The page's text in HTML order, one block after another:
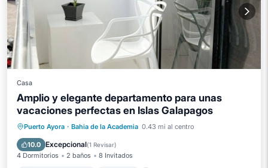
Casa
Amplio y elegante departamento para unas
vacaciones perfectas en Islas Galapagos
Puerto Ayora · Bahia de la Academia 0.43 mi al centro
10.0 Excepcional(1 Revisar)
4 Dormitorios 2 baños 8 Invitados
Aire acondicionado
Internet
Apto para niños